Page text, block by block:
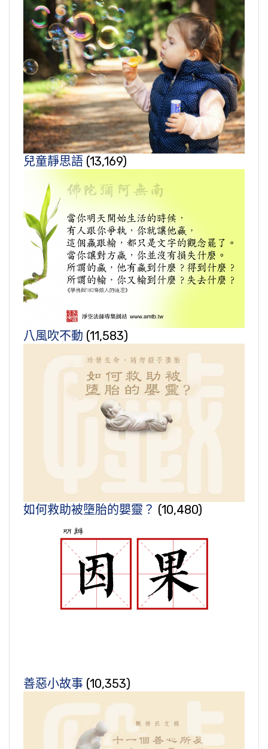
兒童靜思語 (13,169)
八風吹不動 (11,583)
如何救助被墮胎的嬰靈？ (10,480)
善惡小故事 (10,353)